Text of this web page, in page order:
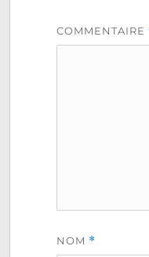
COMMENTAIRE
NOM *